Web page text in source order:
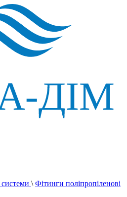
системи \ Фітинги поліпропіленові